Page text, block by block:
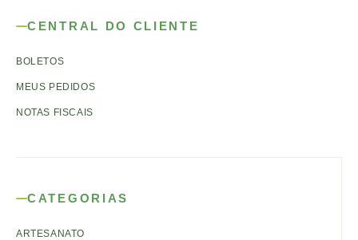
CENTRAL DO CLIENTE
BOLETOS
MEUS PEDIDOS
NOTAS FISCAIS
CATEGORIAS
ARTESANATO